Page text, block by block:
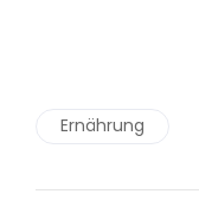
Ernährung